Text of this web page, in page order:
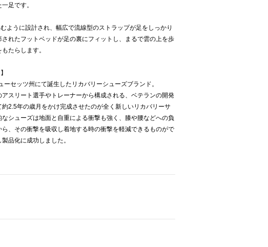
足です。
ように設計され、幅広で流線型のストラップが足をしっかり
されたフットベッドが足の裏にフィットし、まるで雲の上を歩
たらします。
ーセッツ州にて誕生したリカバリーシューズブランド。
スリート選手やトレーナーから構成される、ベテランの開発
2.5年の歳月をかけ完成させたのが全く新しいリカバリーサ
シューズは地面と自重による衝撃も強く、膝や腰などへの負
、その衝撃を吸収し着地する時の衝撃を軽減できるものがで
品化に成功しました。